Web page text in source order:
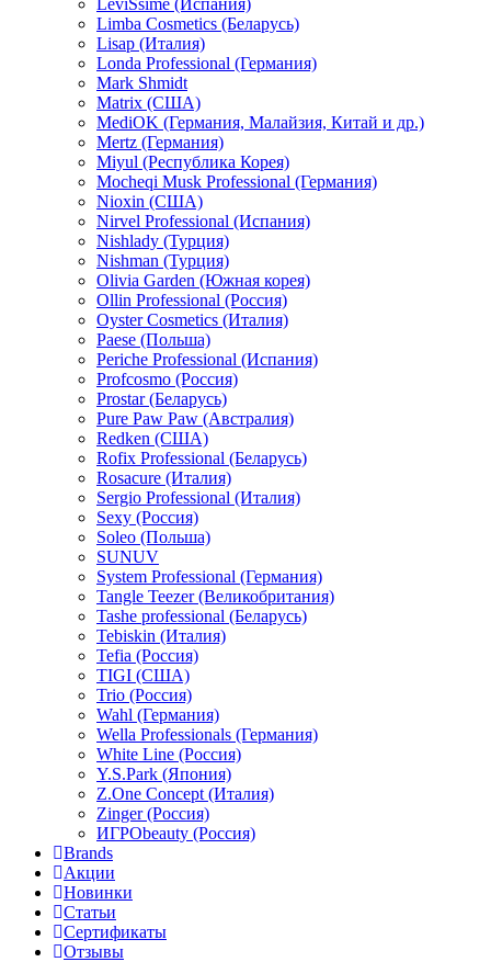
LeviSsime (Испания)
Limba Cosmetics (Беларусь)
Lisap (Италия)
Londa Professional (Германия)
Mark Shmidt
Matrix (США)
MediOK (Германия, Малайзия, Китай и др.)
Mertz (Германия)
Miyul (Республика Корея)
Mocheqi Musk Professional (Германия)
Nioxin (США)
Nirvel Professional (Испания)
Nishlady (Турция)
Nishman (Турция)
Olivia Garden (Южная корея)
Ollin Professional (Россия)
Oyster Cosmetics (Италия)
Paese (Польша)
Periche Professional (Испания)
Profcosmo (Россия)
Prostar (Беларусь)
Pure Paw Paw (Австралия)
Redken (США)
Rofix Professional (Беларусь)
Rosacure (Италия)
Sergio Professional (Италия)
Sexy (Россия)
Soleo (Польша)
SUNUV
System Professional (Германия)
Tangle Teezer (Великобритания)
Tashe professional (Беларусь)
Tebiskin (Италия)
Tefia (Россия)
TIGI (США)
Trio (Россия)
Wahl (Германия)
Wella Professionals (Германия)
White Line (Россия)
Y.S.Park (Япония)
Z.One Concept (Италия)
Zinger (Россия)
ИГРОbeauty (Россия)
Brands
Акции
Новинки
Статьи
Сертификаты
Отзывы